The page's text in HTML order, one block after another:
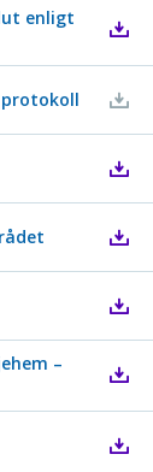
enligt
protokoll
–